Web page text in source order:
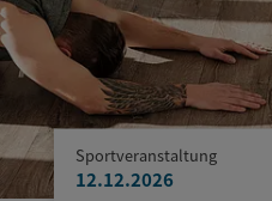
Sportveranstaltung
12.12.2026